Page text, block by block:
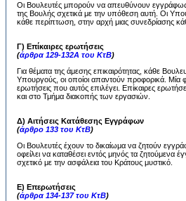
Οι Βουλευτές μπορούν να απευθύνουν
της Βουλής σχετικά με την υπόθεση αυτή. Οι
κάθε περίπτωση, στην αρχή μιας συνεδρίασης
Γ) Επίκαιρες ερωτήσεις
(άρθρα 129-132Α του ΚτΒ)
Για θέματα της άμεσης επικαιρότητας, κάθε
Υπουργούς, οι οποίοι απαντούν προφορικά. Μία
ερωτήσεις που αυτός επιλέγει. Επίκαιρες
και στο Τμήμα διακοπής των εργασιών.
Δ) Αιτήσεις Κατάθεσης Εγγράφων
(άρθρο 133 του ΚτΒ)
Οι Βουλευτές έχουν το δικαίωμα να ζητούν
οφείλει να καταθέσει εντός μηνός τα
σχετικό με την ασφάλεια του Κράτους μυστικό.
Ε) Επερωτήσεις
(άρθρα 134-137 του ΚτΒ)